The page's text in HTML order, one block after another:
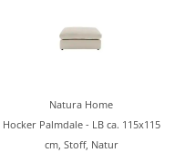
Natura Home
Hocker Palmdale - LB ca. 115x115
cm, Stoff, Natur